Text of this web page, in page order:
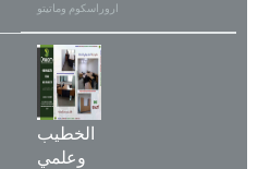
اروراسكوم وماتيتو
الخطيب
وعلمي